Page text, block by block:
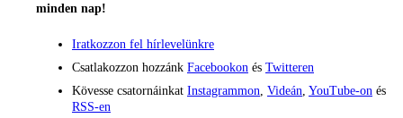
minden nap!
Iratkozzon fel hírlevelünkre
Csatlakozzon hozzánk Facebookon és Twitteren
Kövesse csatornáinkat Instagrammon Videán YouTube-on és
RSS-en